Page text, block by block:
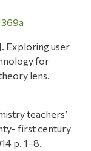
Exploring user
for
lens.
teachers’
first century
p. 1–8.